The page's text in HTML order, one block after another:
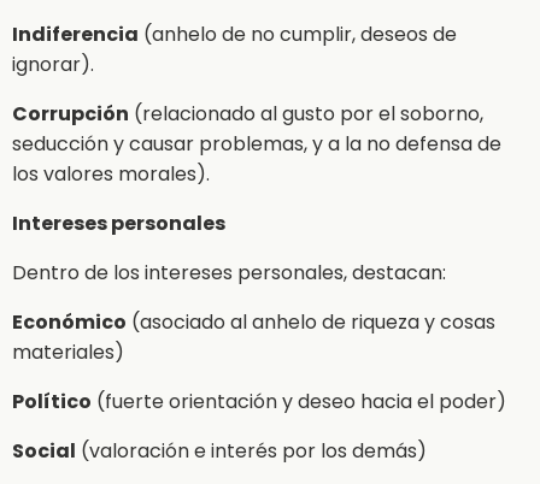
Indiferencia (anhelo de no cumplir, deseos de
ignorar).
Corrupción (relacionado al gusto por el soborno,
seducción y causar problemas, y a la no defensa de
los valores morales).
Intereses personales
Dentro de los intereses personales, destacan:
Económico (asociado al anhelo de riqueza y cosas
materiales)
Político (fuerte orientación y deseo hacia el poder)
Social (valoración e interés por los demás)